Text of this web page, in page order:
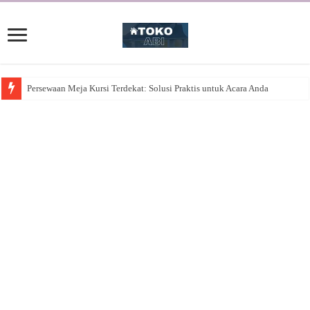
Persewaan Meja Kursi Terdekat: Solusi Praktis untuk Acara Anda